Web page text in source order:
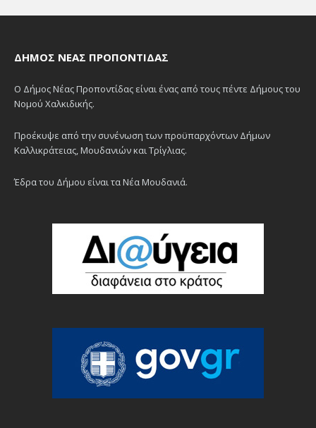
ΔΉΜΟΣ ΝΈΑΣ ΠΡΟΠΟΝΤΊΔΑΣ
Ο Δήμος Νέας Προποντίδας είναι ένας από τους πέντε Δήμους του
Νομού Χαλκιδικής.
Προέκυψε από την συνένωση των προϋπαρχόντων Δήμων
Καλλικράτειας, Μουδανιών και Τρίγλιας.
Έδρα του Δήμου είναι τα Νέα Μουδανιά.